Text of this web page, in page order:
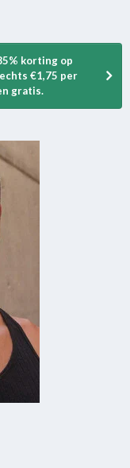
korting op
€1,75 per
gratis.